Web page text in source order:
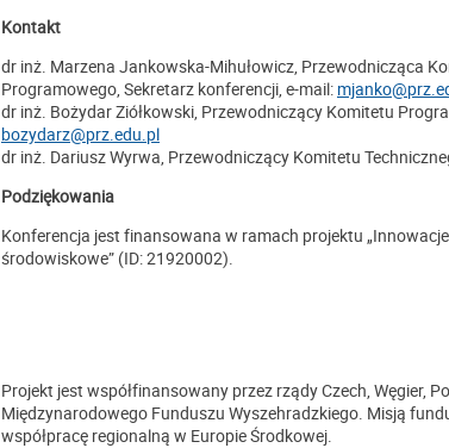
Kontakt
dr inż. Marzena Jankowska-Mihułowicz, Przewodnicząca
Programowego, Sekretarz konferencji, e-mail:
dr inż. Bożydar Ziółkowski, Przewodniczący Komitetu
bozydarz@prz.edu.pl
dr inż. Dariusz Wyrwa, Przewodniczący Komitetu
Podziękowania
Konferencja jest finansowana w ramach projektu
środowiskowe” (ID: 21920002).
Projekt jest współfinansowany przez rządy Czech, Węgier,
Międzynarodowego Funduszu Wyszehradzkiego. Misją
współpracę regionalną w Europie Środkowej.